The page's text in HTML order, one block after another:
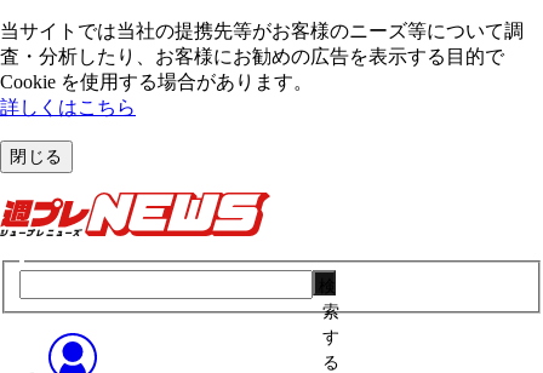
当サイトでは当社の提携先等がお客様のニーズ等について調
査・分析したり、お客様にお勧めの広告を表⽰する⽬的で
Cookie を使⽤する場合があります。
詳しくはこちら
閉じる
索
す
る